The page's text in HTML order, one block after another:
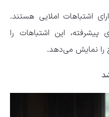
اشتباهات املایی هستند.
پیشرفته، این اشتباهات را
نمایش می‌دهد.